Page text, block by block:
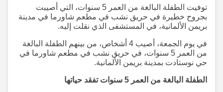
توفيت الطفلة البالغة من العمر 5 سنوات، التي أصيبت
بجروح خطيرة في حريق نشب في مطعم شاورما في مدينة
بريمن الألمانية، في المستشفى الذي نقلت إليه.
في يوم الجمعة، أصيب 4 أشخاص، من بينهم الطفلة البالغة
من العمر 5 سنوات، في حريق نشب في مطعم شاورما في
حي نوستادت بمدينة بريمن الألمانية.
الطفلة البالغة من العمر 5 سنوات تفقد حياتها